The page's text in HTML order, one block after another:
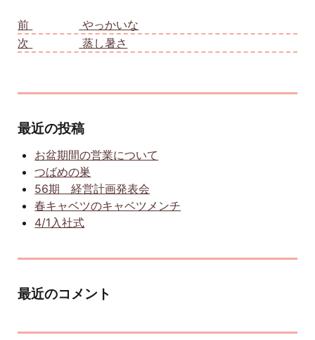
前
やっかいな
次
蒸し暑さ
最近の投稿
お盆期間の営業について
つばめの巣
56期 経営計画発表会
春キャベツのキャベツメンチ
4/1入社式
最近のコメント